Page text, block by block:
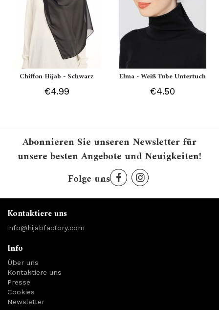
Chiffon Hijab - Schwarz
€4.99
Elma - Weiß Tube Untertuch
€4.50
Abonnieren Sie unseren Newsletter für
unsere besten Angebote und Neuigkeiten!
Folge uns
Kontaktiere uns
info@hijabfactory.com
Info
Über uns
Kontaktiere uns
Presse
Cookies
Newsletter